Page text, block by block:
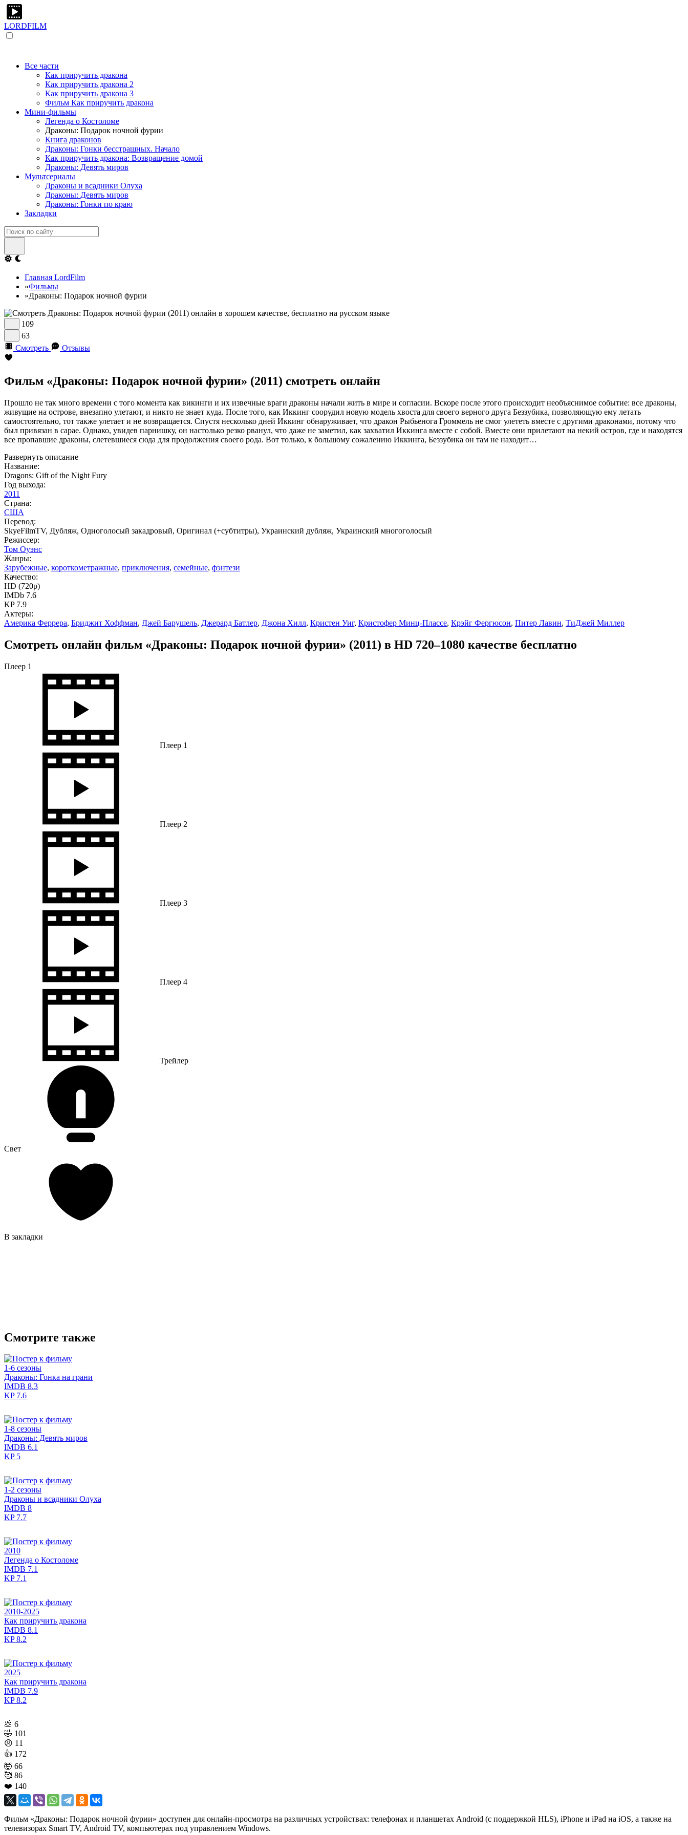
LORDFILM
Все части
Как приручить дракона
Как приручить дракона 2
Как приручить дракона 3
Фильм Как приручить дракона
Мини-фильмы
Легенда о Костоломе
Драконы: Подарок ночной фурии
Книга драконов
Драконы: Гонки бесстрашных. Начало
Как приручить дракона: Возвращение домой
Драконы: Девять миров
Мультсериалы
Драконы и всадники Олуха
Драконы: Девять миров
Драконы: Гонки по краю
Закладки
Главная LordFilm
»Фильмы
»Драконы: Подарок ночной фурии
109
63
Смотреть
Отзывы
Фильм «Драконы: Подарок ночной фурии» (2011) смотреть онлайн
Прошло не так много времени с того момента как викинги и их извечные враги драконы начали жить в мире и согласии. Вскоре после этого происходит необъяснимое событие: все драконы,
живущие на острове, внезапно улетают, и никто не знает куда. После того, как Иккинг соорудил новую модель хвоста для своего верного друга Беззубика, позволяющую ему летать
самостоятельно, тот также улетает и не возвращается. Спустя несколько дней Иккинг обнаруживает, что дракон Рыбьенога Громмель не смог улететь вместе с другими драконами, потому что
был привязан в сарае. Однако, увидев парнишку, он настолько резко рванул, что даже не заметил, как захватил Иккинга вместе с собой. Вместе они прилетают на некий остров, где и находятся
все пропавшие драконы, слетевшиеся сюда для продолжения своего рода. Вот только, к большому сожалению Иккинга, Беззубика он там не находит…
Развернуть описание
Название:
Dragons: Gift of the Night Fury
Год выхода:
2011
Страна:
США
Перевод:
SkyeFilmTV, Дубляж, Одноголосый закадровый, Оригинал (+субтитры), Украинский дубляж, Украинский многоголосый
Режиссер:
Том Оуэнс
Жанры:
Зарубежные, короткометражные, приключения, семейные, фэнтези
Качество:
HD (720p)
IMDb 7.6
KP 7.9
Актеры:
Америка Феррера, Бриджит Хоффман, Джей Барушель, Джерард Батлер, Джона Хилл, Кристен Уиг, Кристофер Минц-Плассе, Крэйг Фергюсон, Питер Лавин, ТиДжей Миллер
Смотреть онлайн фильм «Драконы: Подарок ночной фурии» (2011) в HD 720–1080 качестве бесплатно
Плеер 1
Плеер 1
Плеер 2
Плеер 3
Плеер 4
Трейлер
Свет
В закладки
Смотрите также
1-6 сезоны
Драконы: Гонка на грани
IMDB 8.3
KP7.6
1-8 сезоны
Драконы: Девять миров
IMDB 6.1
KP5
1-2 сезоны
Драконы и всадники Олуха
IMDB 8
KP7.7
2010
Легенда о Костоломе
IMDB 7.1
KP7.1
2010-2025
Как приручить дракона
IMDB 8.1
KP8.2
2025
Как приручить дракона
IMDB 7.9
KP8.2
💩 6
🤣 101
😠 11
👍 172
🤯 66
🥰 86
❤️ 140
Фильм «Драконы: Подарок ночной фурии» доступен для онлайн-просмотра на различных устройствах: телефонах и планшетах Android (с поддержкой HLS), iPhone и iPad на iOS, а также на
телевизорах Smart TV, Android TV, компьютерах под управлением Windows.